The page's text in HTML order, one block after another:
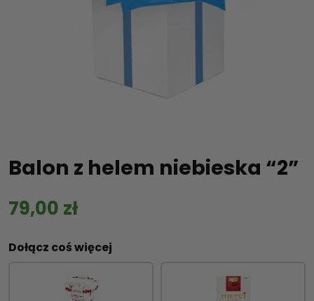
Balon z helem niebieska “2”
79,00 zł
Dołącz coś więcej